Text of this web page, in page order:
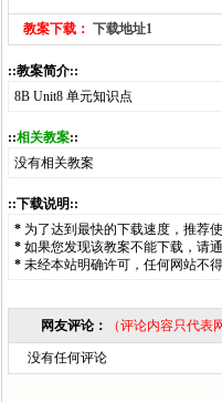
教案下载： 下载地址1
::教案简介::
8B Unit8 单元知识点
::相关教案::
没有相关教案
::下载说明::
* 为了达到最快的下载速度，推荐
* 如果您发现该教案不能下载，请
* 未经本站明确许可，任何网站不
网友评论： （评论内容只代
没有任何评论